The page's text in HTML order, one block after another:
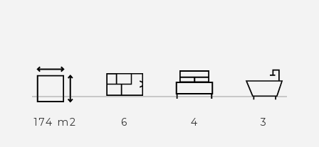
174 m2 6 4 3
NOS SERVICES